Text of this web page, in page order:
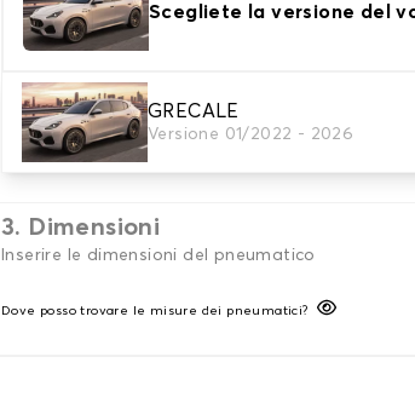
Scegliete la versione del
GRECALE
Versione 01/2022 - 2026
2. Finitura a calza
Scegli le calze da neve adatte alle tue necessità
3. Dimensioni
Inserire le dimensioni del pneumatico
Dove posso trovare le misure dei pneumatici?